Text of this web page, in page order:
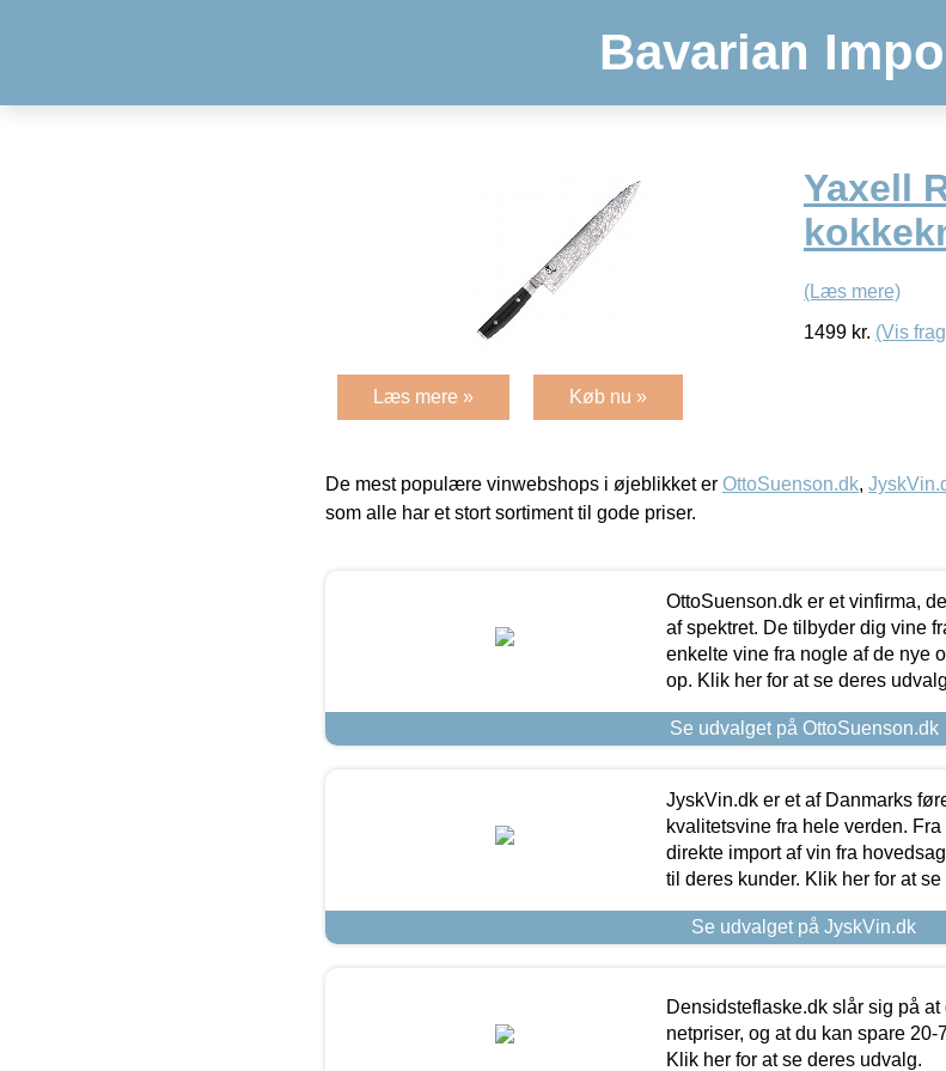
Bavarian
Yaxell
(Læs mere)
1499 kr. (Vis
Læs mere » Køb nu »
De mest populære vinwebshops i øjeblikket er OttoSuenson.dk,
som alle har et stort sortiment til gode priser.
OttoSuenson.dk er et vinfirma,
af spektret. De tilbyder dig vine
enkelte vine fra nogle af de nye
op. Klik her for at se deres
Se udvalget på OttoSuenson.dk
JyskVin.dk er et af Danmarks
kvalitetsvine fra hele verden.
direkte import af vin fra
til deres kunder. Klik her for at
Se udvalget på JyskVin.dk
Densidsteflaske.dk slår sig på
netpriser, og at du kan spare
Klik her for at se deres udvalg.